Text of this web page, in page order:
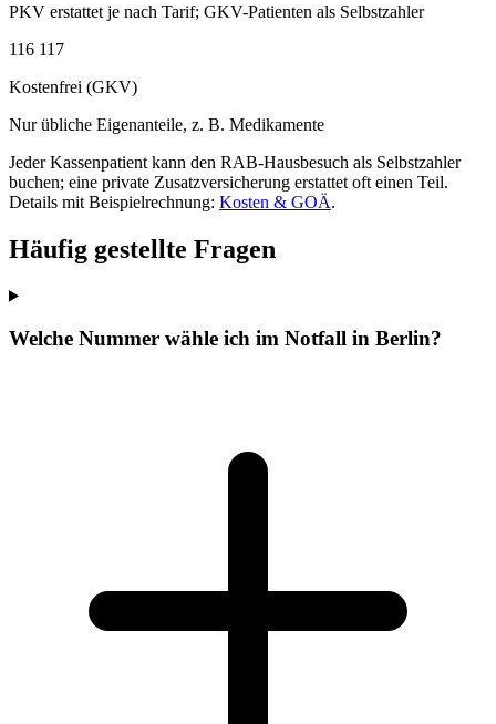
PKV erstattet je nach Tarif; GKV-Patienten als Selbstzahler
116 117
Kostenfrei (GKV)
Nur übliche Eigenanteile, z. B. Medikamente
Jeder Kassenpatient kann den RAB-Hausbesuch als Selbstzahler
buchen; eine private Zusatzversicherung erstattet oft einen Teil.
Details mit Beispielrechnung: Kosten & GOÄ.
Häufig gestellte Fragen
Welche Nummer wähle ich im Notfall in Berlin?